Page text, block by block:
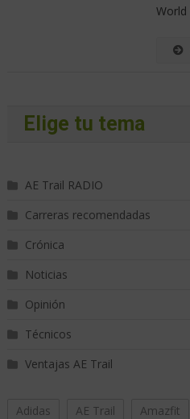
World
Elige tu tema
AE Trail RADIO
Carreras recomendadas
Crónica
Noticias
Opinión
Técnicos
Ventajas AE Trail
Adidas AE Trail Amazfit